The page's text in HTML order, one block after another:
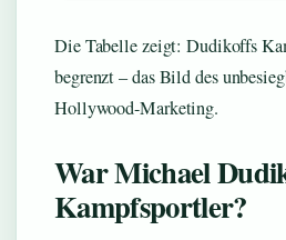
Die Tabelle zeigt: Dudikoffs
begrenzt – das Bild des
Hollywood-Marketing.
War Michael
Kampfsportler?